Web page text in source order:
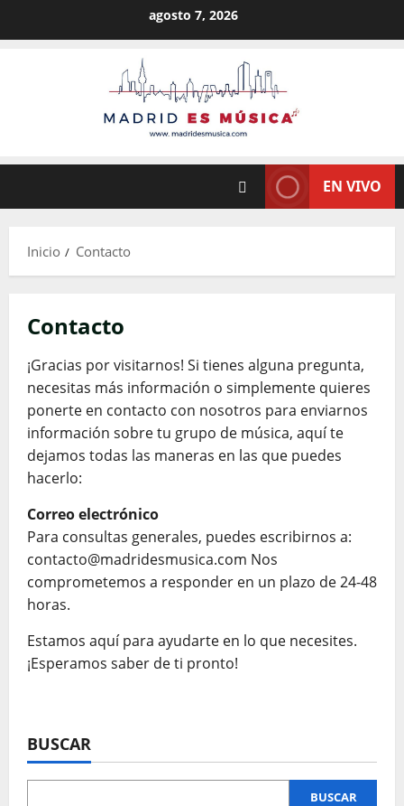
agosto 7, 2026
EN VIVO
Inicio Contacto
Contacto
¡Gracias por visitarnos! Si tienes alguna pregunta,
necesitas más información o simplemente quieres
ponerte en contacto con nosotros para enviarnos
información sobre tu grupo de música, aquí te
dejamos todas las maneras en las que puedes
hacerlo:
Correo electrónico
Para consultas generales, puedes escribirnos a:
contacto@madridesmusica.com Nos
comprometemos a responder en un plazo de 24-48
horas.
Estamos aquí para ayudarte en lo que necesites.
¡Esperamos saber de ti pronto!
BUSCAR
BUSCAR